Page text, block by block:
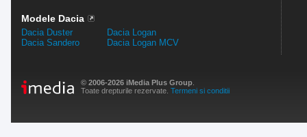
Modele Dacia
Dacia Duster
Dacia Sandero
Dacia Logan
Dacia Logan MCV
© 2006-2026 iMedia Plus Group
Toate drepturile rezervate. Termeni si conditii